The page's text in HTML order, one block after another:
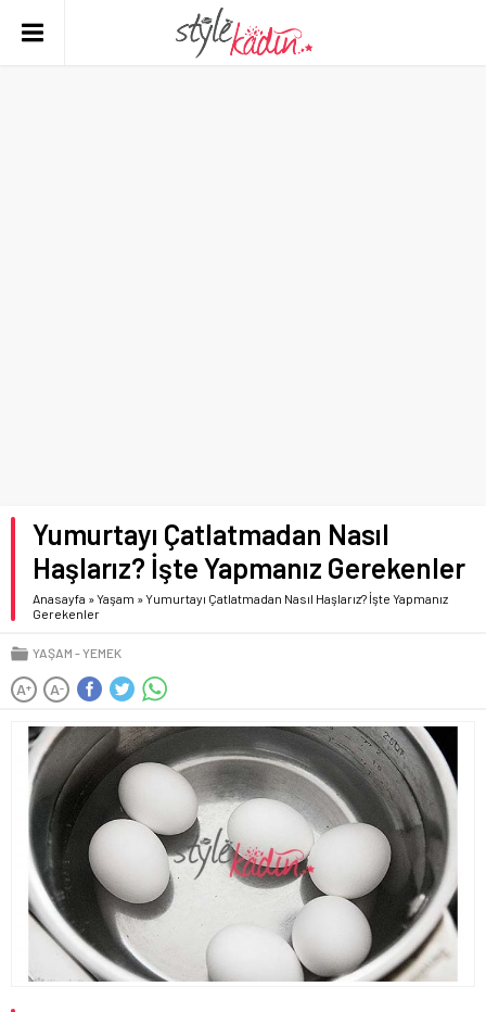
Yumurtayı Çatlatmadan Nasıl
Haşlarız? İşte Yapmanız Gerekenler
Anasayfa »Yaşam »Yumurtayı Çatlatmadan Nasıl Haşlarız? İşte Yapmanız
Gerekenler
YAŞAM YEMEK
A+ A-